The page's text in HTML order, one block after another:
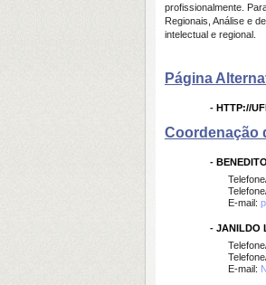
profissionalmente.
Regionais, Análise e
intelectual e regional.
Página
- HTTP://
Coordenação
-
E-mail:
- JANILDO
E-mail: